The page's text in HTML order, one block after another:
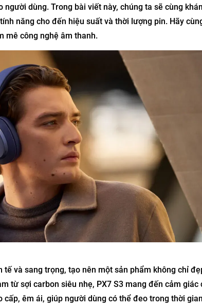
dùng. Trong bài viết này, chúng ta sẽ cùng
năng cho đến hiệu suất và thời lượng pin. Hãy
mê công nghệ âm thanh.
và sang trọng, tạo nên một sản phẩm không chỉ
từ sợi carbon siêu nhẹ, PX7 S3 mang đến cảm giác
êm ái, giúp người dùng có thể đeo trong thời